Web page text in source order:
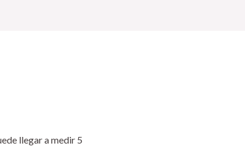
llegar a medir 5